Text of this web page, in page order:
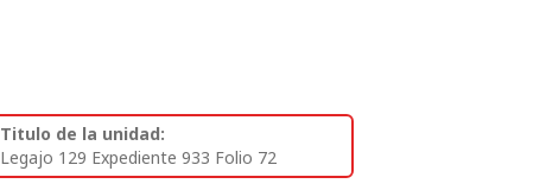
Titulo de la unidad:
Legajo 129 Expediente 933 Folio 72